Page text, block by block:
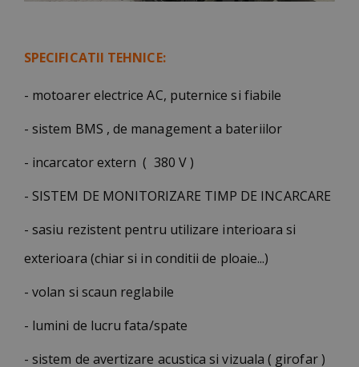
SPECIFICATII TEHNICE:
- motoarer electrice AC, puternice si fiabile
- sistem BMS , de management a bateriilor
- incarcator extern ( 380 V )
- SISTEM DE MONITORIZARE TIMP DE INCARCARE
- sasiu rezistent pentru utilizare interioara si
exterioara (chiar si in conditii de ploaie...)
- volan si scaun reglabile
- lumini de lucru fata/spate
- sistem de avertizare acustica si vizuala ( girofar )